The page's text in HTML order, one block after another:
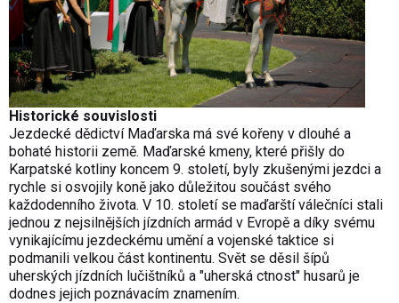
Historické souvislosti
Jezdecké dědictví Maďarska má své kořeny v dlouhé a
bohaté historii země. Maďarské kmeny, které přišly do
Karpatské kotliny koncem 9. století, byly zkušenými jezdci a
rychle si osvojily koně jako důležitou součást svého
každodenního života. V 10. století se maďarští válečníci stali
jednou z nejsilnějších jízdních armád v Evropě a díky svému
vynikajícímu jezdeckému umění a vojenské taktice si
podmanili velkou část kontinentu. Svět se děsil šípů
uherských jízdních lučištníků a "uherská ctnost" husarů je
dodnes jejich poznávacím znamením.